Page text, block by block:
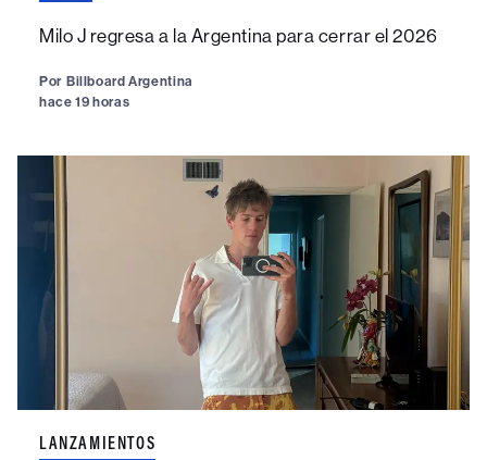
Milo J regresa a la Argentina para cerrar el 2026
Por Billboard Argentina
hace 19 horas
LANZAMIENTOS